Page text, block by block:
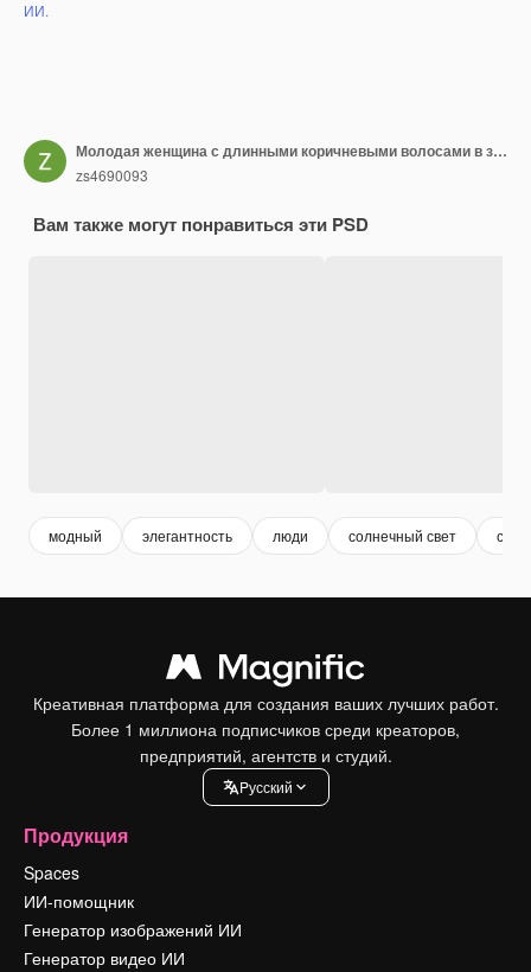
ИИ.
Молодая женщина с длинными коричневыми волосами в зеленой рубашке и синих джинсах улыбается и указывает вперед на белом фоне
zs4690093
Вам также могут понравиться эти PSD
модный элегантность люди солнечный свет
Креативная платформа для создания ваших лучших работ.
Более 1 миллиона подписчиков среди креаторов,
предприятий, агентств и студий.
Pусский
Продукция
Spaces
ИИ-помощник
Генератор изображений ИИ
Генератор видео ИИ